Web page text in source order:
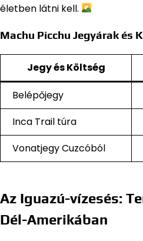
életben látni kell.
Machu Picchu Jegyárak és
Jegy és Költség
Belépőjegy
Inca Trail túra
Vonatjegy Cuzcóból
Az Iguazú-vízesés:
Dél-Amerikában